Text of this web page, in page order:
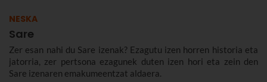
NESKA
Sare
Zer esan nahi du Sare izenak? Ezagutu izen horren historia eta
jatorria, zer pertsona ezagunek duten izen hori eta zein den
Sare izenaren emakumeentzat aldaera.